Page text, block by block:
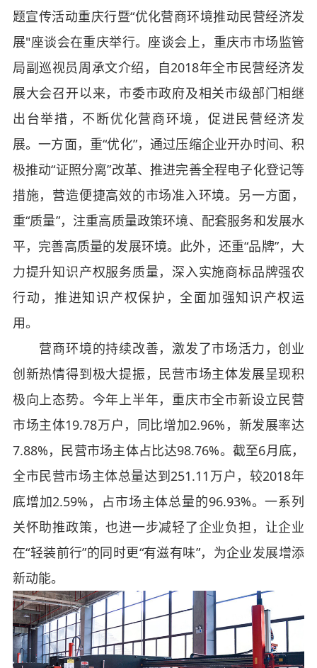
题宣传活动重庆行暨“优化营商环境推动民营经济发
展"座谈会在重庆举行。座谈会上，重庆市市场监管
局副巡视员周承文介绍，自2018年全市民营经济发
展大会召开以来，市委市政府及相关市级部门相继
出台举措，不断优化营商环境，促进民营经济发
展。一方面，重“优化”，通过压缩企业开办时间、积
极推动“证照分离”改革、推进完善全程电子化登记等
措施，营造便捷高效的市场准入环境。另一方面，
重“质量”，注重高质量政策环境、配套服务和发展水
平，完善高质量的发展环境。此外，还重“品牌”，大
力提升知识产权服务质量，深入实施商标品牌强农
行动，推进知识产权保护，全面加强知识产权运
用。
营商环境的持续改善，激发了市场活力，创业
创新热情得到极大提振，民营市场主体发展呈现积
极向上态势。今年上半年，重庆市全市新设立民营
市场主体19.78万户，同比增加2.96%，新发展率达
7.88%，民营市场主体占比达98.76%。截至6月底，
全市民营市场主体总量达到251.11万户，较2018年
底增加2.59%，占市场主体总量的96.93%。一系列
关怀助推政策，也进一步减轻了企业负担，让企业
在“轻装前行”的同时更“有滋有味”，为企业发展增添
新动能。